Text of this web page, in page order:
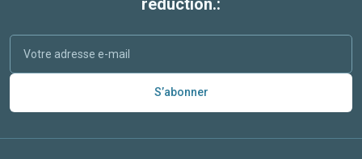
S’abonner